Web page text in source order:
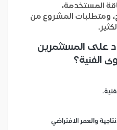
المستخدمة،
ومتطلبات المشروع من
على المستثمرين
الفنية؟
والعمر الافتراضي